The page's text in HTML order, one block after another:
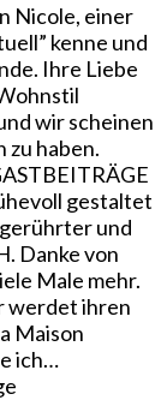
Nicole, einer
kenne und
Ihre Liebe
wir scheinen
zu haben.
gestaltet
und
Danke von
Male mehr.
werdet ihren
Maison
ich…